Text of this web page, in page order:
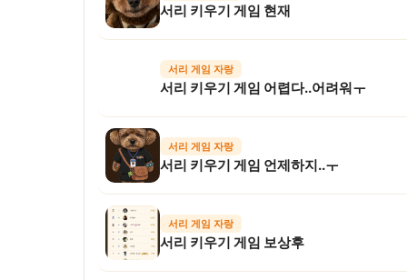
서리 키우기 게임 현재
서리 게임 자랑
서리 키우기 게임 어렵다..어려워ㅜ
서리 게임 자랑
서리 키우기 게임 언제하지..ㅜ
서리 게임 자랑
서리 키우기 게임 보상후